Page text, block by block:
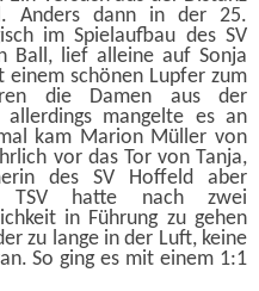
Anders dann in der 25.
im Spielaufbau des SV
Ball, lief alleine auf Sonja
einem schönen Lupfer zum
die Damen aus der
allerdings mangelte es an
kam Marion Müller von
vor das Tor von Tanja,
des SV Hoffeld aber
TSV hatte nach zwei
in Führung zu gehen
zu lange in der Luft, keine
So ging es mit einem 1:1